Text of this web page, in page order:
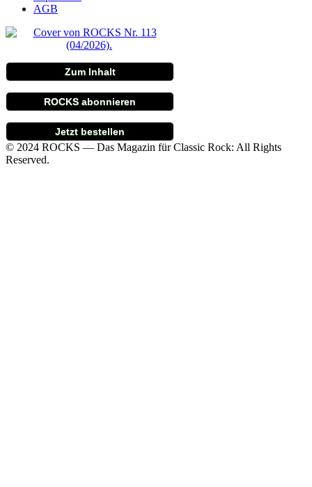
AGB
Zum Inhalt
ROCKS abonnieren
Jetzt bestellen
© 2024 ROCKS — Das Magazin für Classic Rock: All Rights
Reserved.